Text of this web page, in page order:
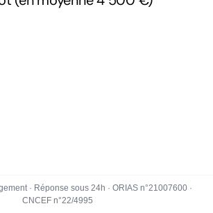
· Réponse sous 24h · ORIAS n°21007600 ·
CNCEF n°22/4995